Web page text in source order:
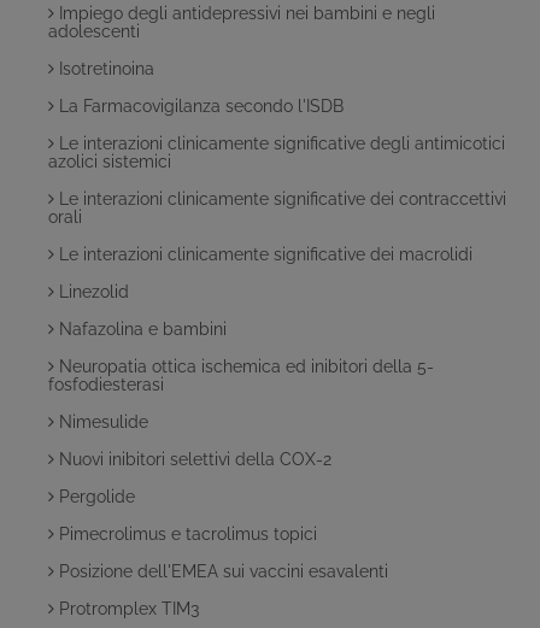
Impiego degli antidepressivi nei bambini e negli
adolescenti
Isotretinoina
La Farmacovigilanza secondo l'ISDB
Le interazioni clinicamente significative degli antimicotici
azolici sistemici
Le interazioni clinicamente significative dei contraccettivi
orali
Le interazioni clinicamente significative dei macrolidi
Linezolid
Nafazolina e bambini
Neuropatia ottica ischemica ed inibitori della 5-
fosfodiesterasi
Nimesulide
Nuovi inibitori selettivi della COX-2
Pergolide
Pimecrolimus e tacrolimus topici
Posizione dell'EMEA sui vaccini esavalenti
Protromplex TIM3